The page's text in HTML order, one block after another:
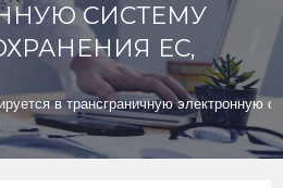
СИСТЕМУ
ЕС,
в трансграничную электронную